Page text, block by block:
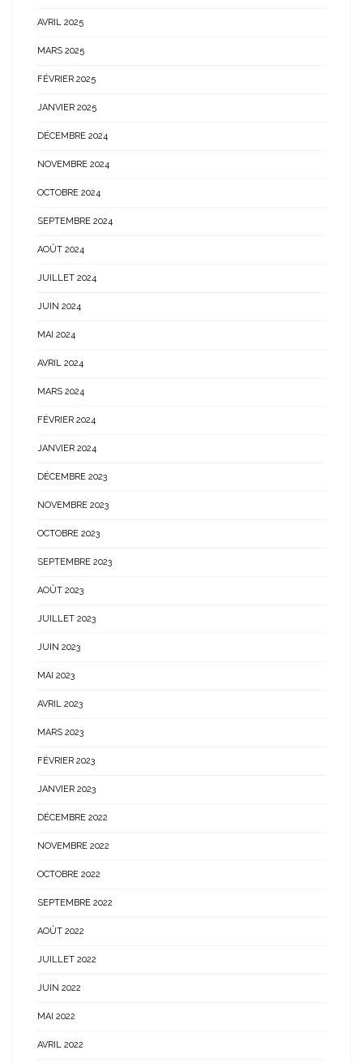
AVRIL 2025
MARS 2025
FÉVRIER 2025
JANVIER 2025
DÉCEMBRE 2024
NOVEMBRE 2024
OCTOBRE 2024
SEPTEMBRE 2024
AOÛT 2024
JUILLET 2024
JUIN 2024
MAI 2024
AVRIL 2024
MARS 2024
FÉVRIER 2024
JANVIER 2024
DÉCEMBRE 2023
NOVEMBRE 2023
OCTOBRE 2023
SEPTEMBRE 2023
AOÛT 2023
JUILLET 2023
JUIN 2023
MAI 2023
AVRIL 2023
MARS 2023
FÉVRIER 2023
JANVIER 2023
DÉCEMBRE 2022
NOVEMBRE 2022
OCTOBRE 2022
SEPTEMBRE 2022
AOÛT 2022
JUILLET 2022
JUIN 2022
MAI 2022
AVRIL 2022